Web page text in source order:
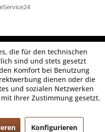
die für den technischen
sind und stets gesetzt
Komfort bei Benutzung
dienen oder die
und sozialen Netzwerken
Ihrer Zustimmung gesetzt.
Konfigurieren